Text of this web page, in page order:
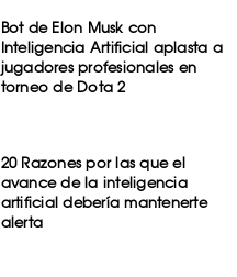
Bot de Elon Musk con
Inteligencia Artificial aplasta a
jugadores profesionales en
torneo de Dota 2
20 Razones por las que el
avance de la inteligencia
artificial debería mantenerte
alerta